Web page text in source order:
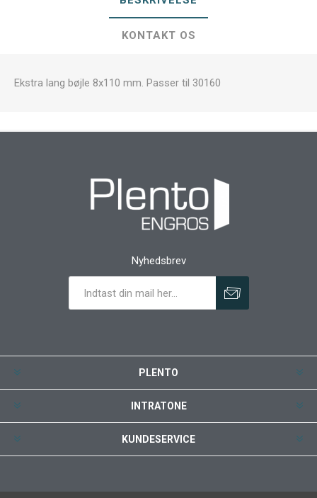
KONTAKT OS
Ekstra lang bøjle 8x110 mm. Passer til 30160
Nyhedsbrev
PLENTO
INTRATONE
KUNDESERVICE